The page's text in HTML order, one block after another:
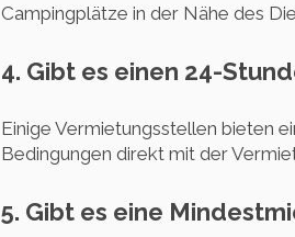
Campingplätze in der Nähe des
4. Gibt es einen 24-
Einige Vermietungsstellen bieten
Bedingungen direkt mit der
5. Gibt es eine